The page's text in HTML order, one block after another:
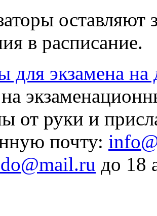
оставляют
в расписание.
для экзамена на
от руки и
почту:
до 18